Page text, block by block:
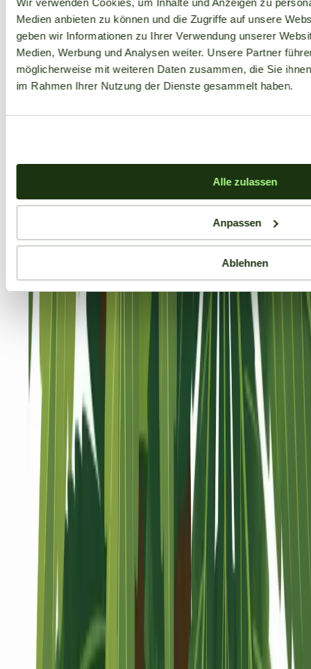
Wir verwenden Cookies, um Inhalte und Anzeigen zu
Medien anbieten zu können und die Zugriffe auf unsere
geben wir Informationen zu Ihrer Verwendung unserer
Medien, Werbung und Analysen weiter. Unsere Partner
möglicherweise mit weiteren Daten zusammen, die Sie
im Rahmen Ihrer Nutzung der Dienste gesammelt haben.
Alle zulassen
Anpassen
Ablehnen
Seedbanks